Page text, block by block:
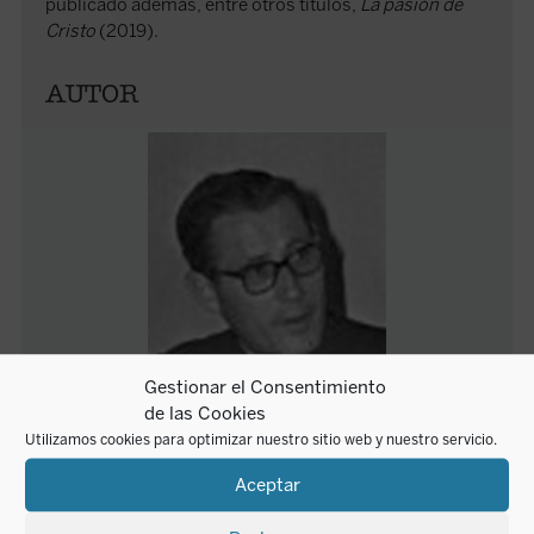
Gestionar el Consentimiento
de las Cookies
Utilizamos cookies para optimizar nuestro sitio web y nuestro servicio.
Aceptar
Cristo (2019).
AUTOR
Mariano Herranz Marco